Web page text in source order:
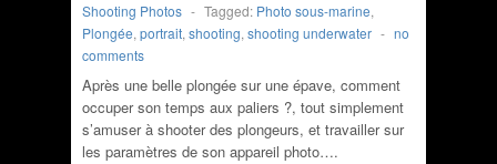
Shooting Photos - Tagged: Photo sous-marine,
Plongée, portrait, shooting, shooting underwater - no
comments
Après une belle plongée sur une épave, comment
occuper son temps aux paliers ?, tout simplement
s’amuser à shooter des plongeurs, et travailler sur
les paramètres de son appareil photo….